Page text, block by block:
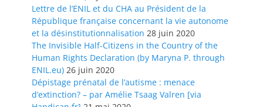
Lettre de l’ENIL et du CHA au Président de la
République française concernant la vie autonome
et la désinstitutionnalisation 28 juin 2020
The Invisible Half-Citizens in the Country of the
Human Rights Declaration (by Maryna P. through
ENIL.eu) 26 juin 2020
Dépistage prénatal de l’autisme : menace
d’extinction? – par Amélie Tsaag Valren [via